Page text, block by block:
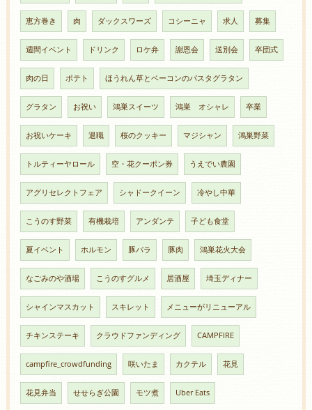
恵方巻き 肉 ダックスワーズ コシーニャ 求人 募集
週間イベント ドリンク ロケ弁 謝恩会 送別会 卒団式
肉の日 ポテト ほうれん草とベーコンのパスタグラタン
グラタン お祝い 鴻巣スイーツ 鴻巣 オシャレ 卒業
お祝いケーキ 退職 桜のクッキー マジシャン 鴻巣野菜
トルティーヤロール 空・花クーポン券 うえでい農園
アグリセレクトフェア シャドークイーン 冷やし中華
こうのす野菜 有機栽培 アンダンテ 子ども食堂
夏イベント ホルモン 豚バラ 豚肉 鴻巣花火大会
なごみのや酒場 こうのすグルメ 居酒屋 埼玉ディナー
シャインマスカット スキレット メニューがリニューアル
チキンステーキ クラウドファンディング CAMPFIRE
campfire_crowdfunding 咲いたま カクテル 花見
花見弁当 せせらぎ公園 モツ煮 Uber Eats